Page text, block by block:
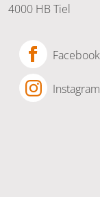
4000 HB Tiel
Facebook
Instagram